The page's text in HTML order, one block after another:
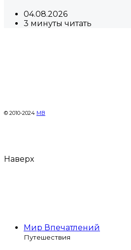
04.08.2026
3 минуты читать
© 2010-2024 МВ
Наверх
Мир Впечатлений
Путешествия